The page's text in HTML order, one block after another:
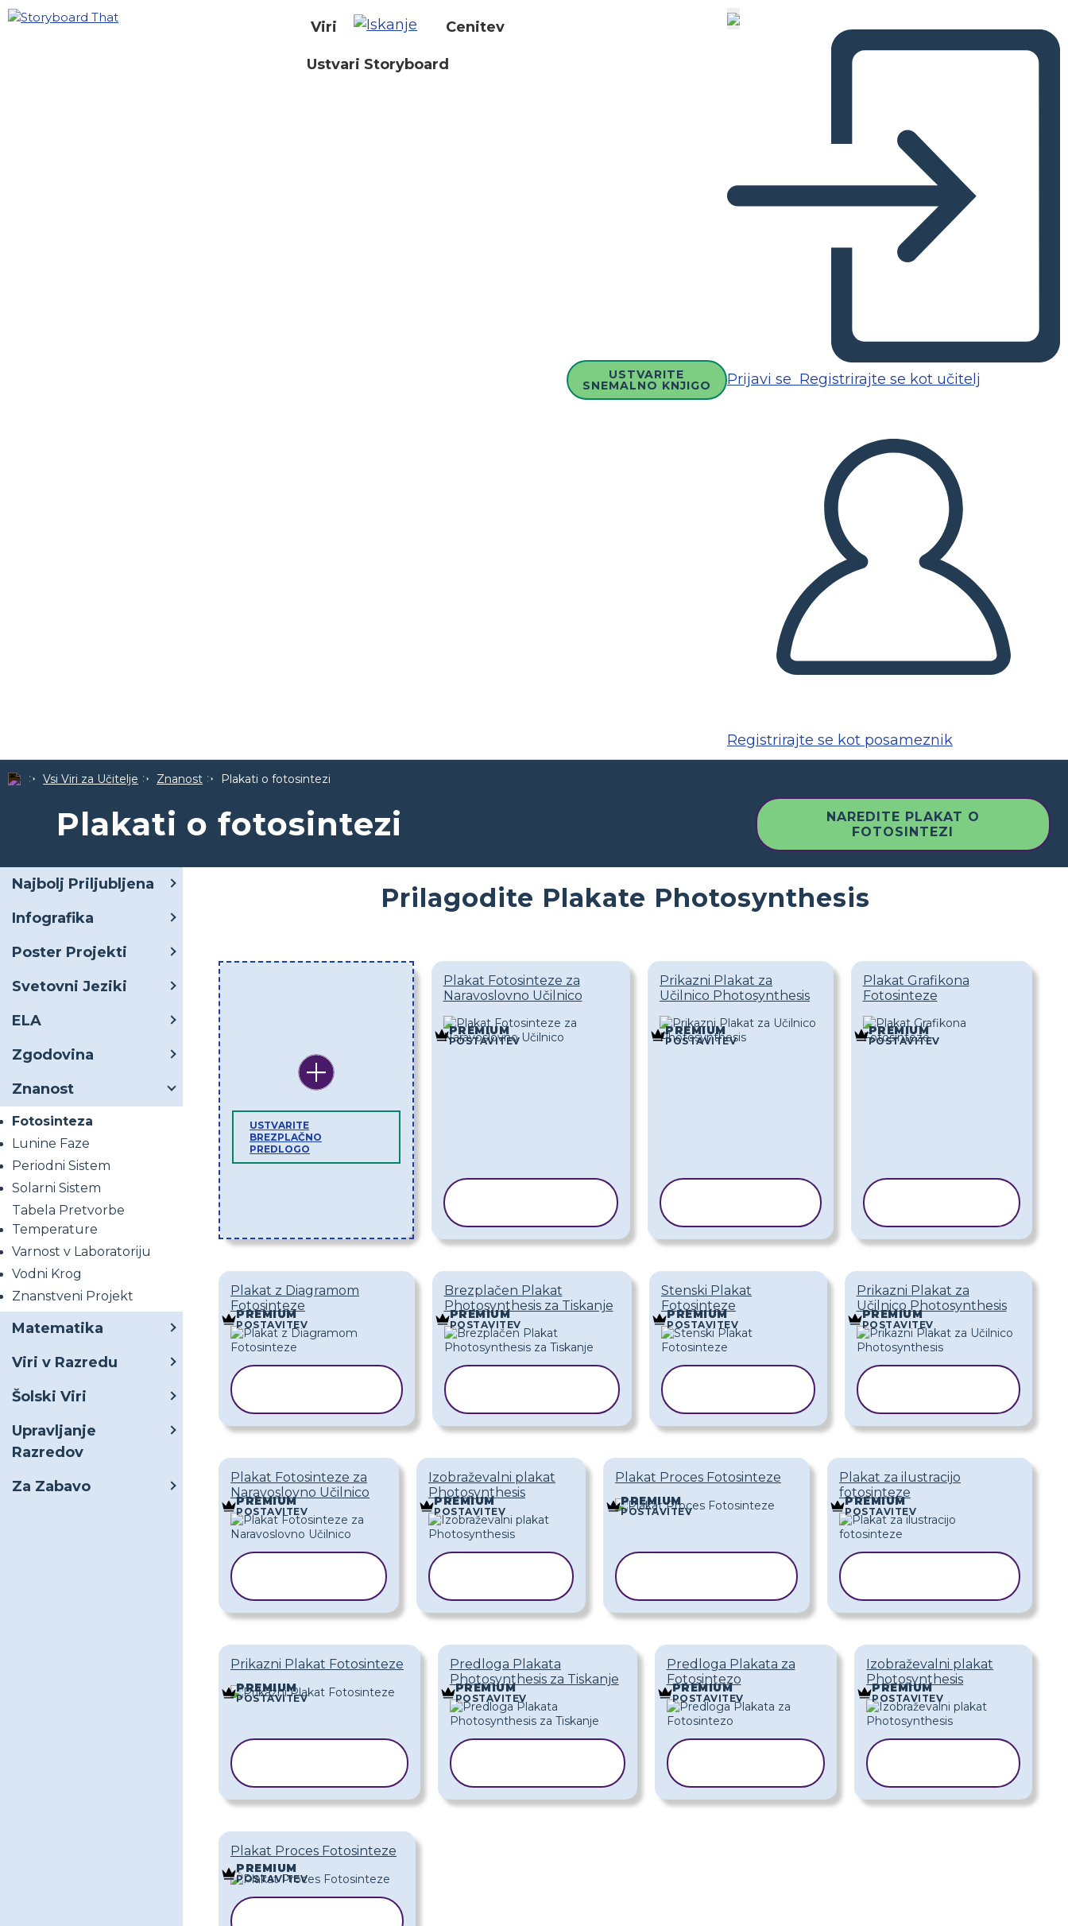
Viri Cenitev
Ustvari Storyboard
USTVARITE
SNEMALNO KNJIGO Prijavi se Registrirajte se kot učitelj
Registrirajte se kot posameznik
Vsi Viri za Učitelje Znanost Plakati o fotosintezi
Plakati o fotosintezi
NAREDITE PLAKAT O
FOTOSINTEZI
Najbolj Priljubljena
Infografika
Poster Projekti
Svetovni Jeziki
ELA
Zgodovina
Znanost
Fotosinteza
Lunine Faze
Periodni Sistem
Solarni Sistem
Tabela Pretvorbe
Temperature
Varnost v Laboratoriju
Vodni Krog
Znanstveni Projekt
Matematika
Viri v Razredu
Šolski Viri
Upravljanje
Razredov
Za Zabavo
Prilagodite Plakate Photosynthesis
USTVARITE
BREZPLAČNO
PREDLOGO
Plakat Fotosinteze za
Naravoslovno Učilnico
PREMIUM
POSTAVITEV
Prikazni Plakat za
Učilnico Photosynthesis
PREMIUM
POSTAVITEV
Plakat Grafikona
Fotosinteze
PREMIUM
POSTAVITEV
Plakat z Diagramom
Fotosinteze
PREMIUM
POSTAVITEV
Brezplačen Plakat
Photosynthesis za Tiskanje
PREMIUM
POSTAVITEV
Stenski Plakat
Fotosinteze
PREMIUM
POSTAVITEV
Prikazni Plakat za
Učilnico Photosynthesis
PREMIUM
POSTAVITEV
Plakat Fotosinteze za
Naravoslovno Učilnico
PREMIUM
POSTAVITEV
Izobraževalni plakat
Photosynthesis
PREMIUM
POSTAVITEV
Plakat Proces Fotosinteze
PREMIUM
POSTAVITEV
Plakat za ilustracijo
fotosinteze
PREMIUM
POSTAVITEV
Prikazni Plakat Fotosinteze
PREMIUM
POSTAVITEV
Predloga Plakata
Photosynthesis za Tiskanje
PREMIUM
POSTAVITEV
Predloga Plakata za
Fotosintezo
PREMIUM
POSTAVITEV
Izobraževalni plakat
Photosynthesis
PREMIUM
POSTAVITEV
Plakat Proces Fotosinteze
PREMIUM
POSTAVITEV